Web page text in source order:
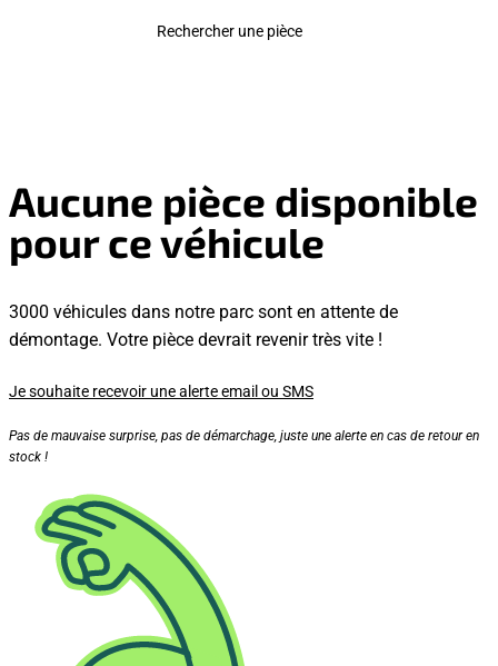
Rechercher une pièce
Aucune pièce disponible
pour ce véhicule
3000 véhicules dans notre parc sont en attente de
démontage. Votre pièce devrait revenir très vite !
Je souhaite recevoir une alerte email ou SMS
Pas de mauvaise surprise, pas de démarchage, juste une alerte en cas de retour en
stock !